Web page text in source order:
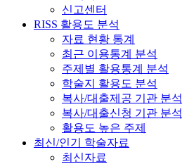
신고센터
RISS 활용도 분석
자료 현황 통계
최근 이용통계 분석
주제별 활용통계 분석
학술지 활용도 분석
복사/대출제공 기관 분석
복사/대출신청 기관 분석
활용도 높은 주제
최신/인기 학술자료
최신자료